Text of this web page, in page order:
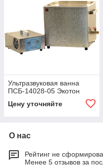
Ультразвуковая ванна
ПСБ-14028-05 Экотон
Цену уточняйте
О нас
Рейтинг не
Менее 5 отзывов за